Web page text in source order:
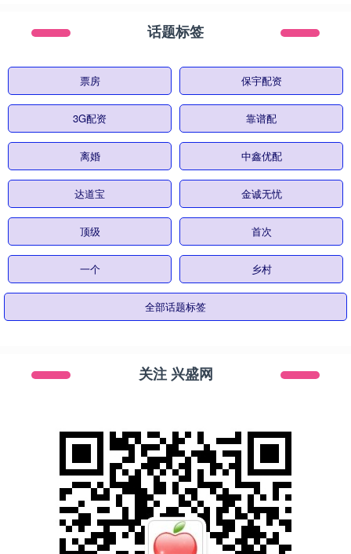
话题标签
票房 保宇配资
3G配资 靠谱配
离婚 中鑫优配
达道宝 金诚无忧
顶级 首次
一个 乡村
全部话题标签
关注 兴盛网